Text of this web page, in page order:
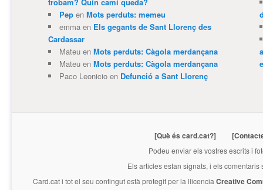
Pepen Mots perduts: memeu
emmaen Els gegants de Sant Llorenç des
Cardassar
Mateuen Mots perduts: Càgola merdançana
Mateuen Mots perduts: Càgola merdançana
Paco Leonicioen Defunció a Sant Llorenç
[Què és card.cat?]
Podeu enviar els vostres escrits i
Els articles estan signats, i els
Card.cati tot el seu contingut està protegit per la llicencia Creative